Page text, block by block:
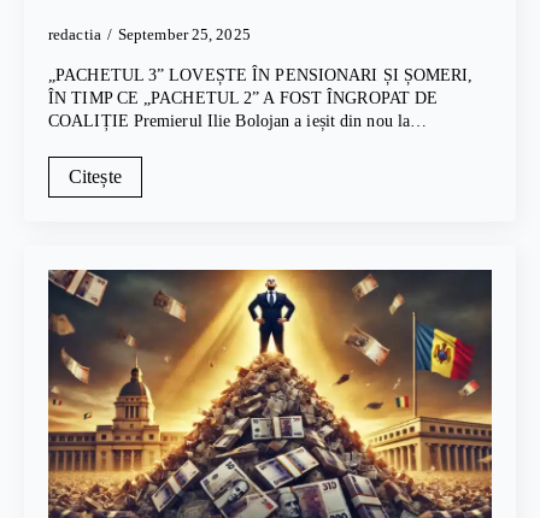
redactia September 25, 2025
„PACHETUL 3” LOVEȘTE ÎN PENSIONARI ȘI ȘOMERI,
ÎN TIMP CE „PACHETUL 2” A FOST ÎNGROPAT DE
COALIȚIE Premierul Ilie Bolojan a ieșit din nou la…
Citește